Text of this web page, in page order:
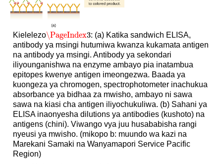
Kielelezo\PageIndex3
\PageIndex3: (a) Katika sandwich ELISA,
antibody ya msingi hutumiwa kwanza kukamata antigen
na antibody ya msingi. Antibody ya sekondari
iliyounganishwa na enzyme ambayo pia inatambua
epitopes kwenye antigen imeongezwa. Baada ya
kuongeza ya chromogen, spectrophotometer inachukua
absorbance ya bidhaa za mwisho, ambayo ni sawa
sawa na kiasi cha antigen iliyochukuliwa. (b) Sahani ya
ELISA inaonyesha dilutions ya antibodies (kushoto) na
antigens (chini). Viwango vya juu husababisha rangi
nyeusi ya mwisho. (mikopo b: muundo wa kazi na
Marekani Samaki na Wanyamapori Service Pacific
Region)